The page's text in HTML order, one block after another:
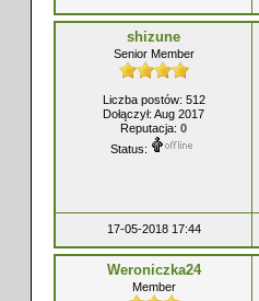
shizune
Senior Member
Liczba postów: 512
Dołączył: Aug 2017
Reputacja: 0
Status:
17-05-2018 17:44
Weroniczka24
Member